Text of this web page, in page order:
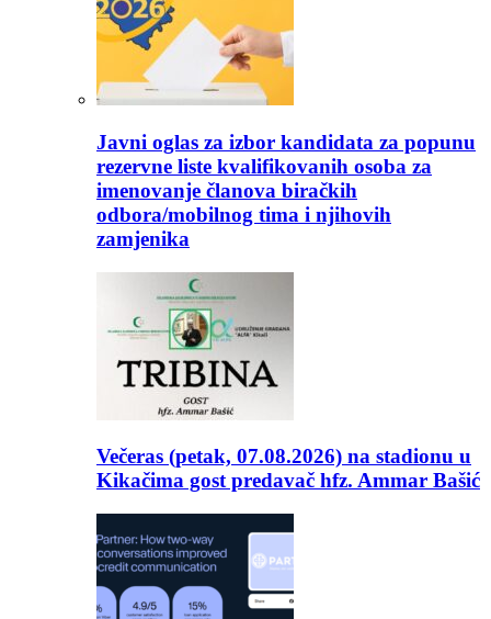
Javni oglas za izbor kandidata za popunu
rezervne liste kvalifikovanih osoba za
imenovanje članova biračkih
odbora/mobilnog tima i njihovih
zamjenika
Večeras (petak, 07.08.2026) na stadionu u
Kikačima gost predavač hfz. Ammar Bašić